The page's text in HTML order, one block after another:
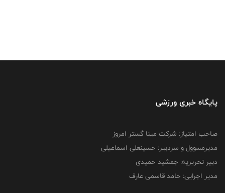
پایگاه خبری ورزشی
صاحب امتیاز: شرکت مینا گستر امروز
مدیرمسوول و سردبیر: حسینعلی اسماعیلی
دبیر تحریریه: جمشید حمیدی
مدیر اجرایی: حامد قاسمی عارف